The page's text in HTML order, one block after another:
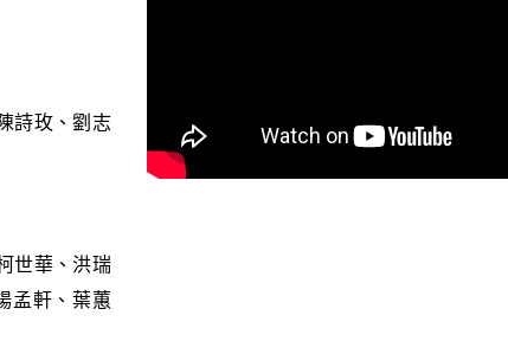
詩玫、劉志
世華、洪瑞
孟軒、葉蕙